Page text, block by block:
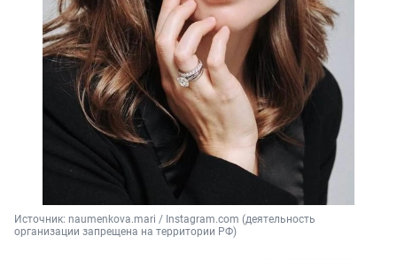
Источник: naumenkova.mari / Instagram.com (деятельность
организации запрещена на территории РФ)